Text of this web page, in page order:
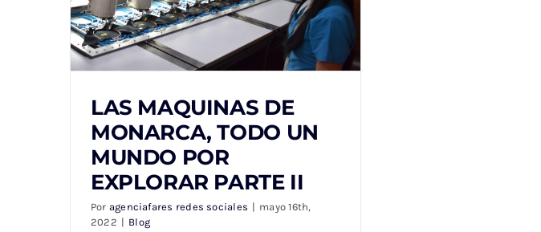
LAS MAQUINAS DE MONARCA, TODO
UN MUNDO POR EXPLORAR PARTE II
LAS MAQUINAS DE
MONARCA, TODO UN
MUNDO POR
EXPLORAR PARTE II
Por agenciafares redes sociales | mayo 16th,
2022 | Blog